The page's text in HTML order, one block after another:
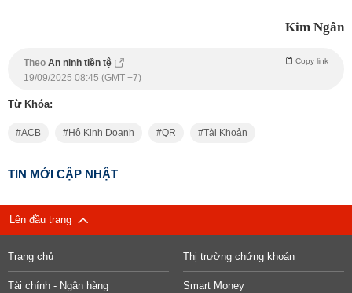
Kim Ngân
Theo An ninh tiền tệ Copy link
19/09/2025 08:45 (GMT +7)
Từ Khóa:
ACB Hộ Kinh Doanh QR Tài Khoản
TIN MỚI CẬP NHẬT
Lên đầu trang
Trang chủ Thị trường chứng khoán
Tài chính - Ngân hàng Smart Money